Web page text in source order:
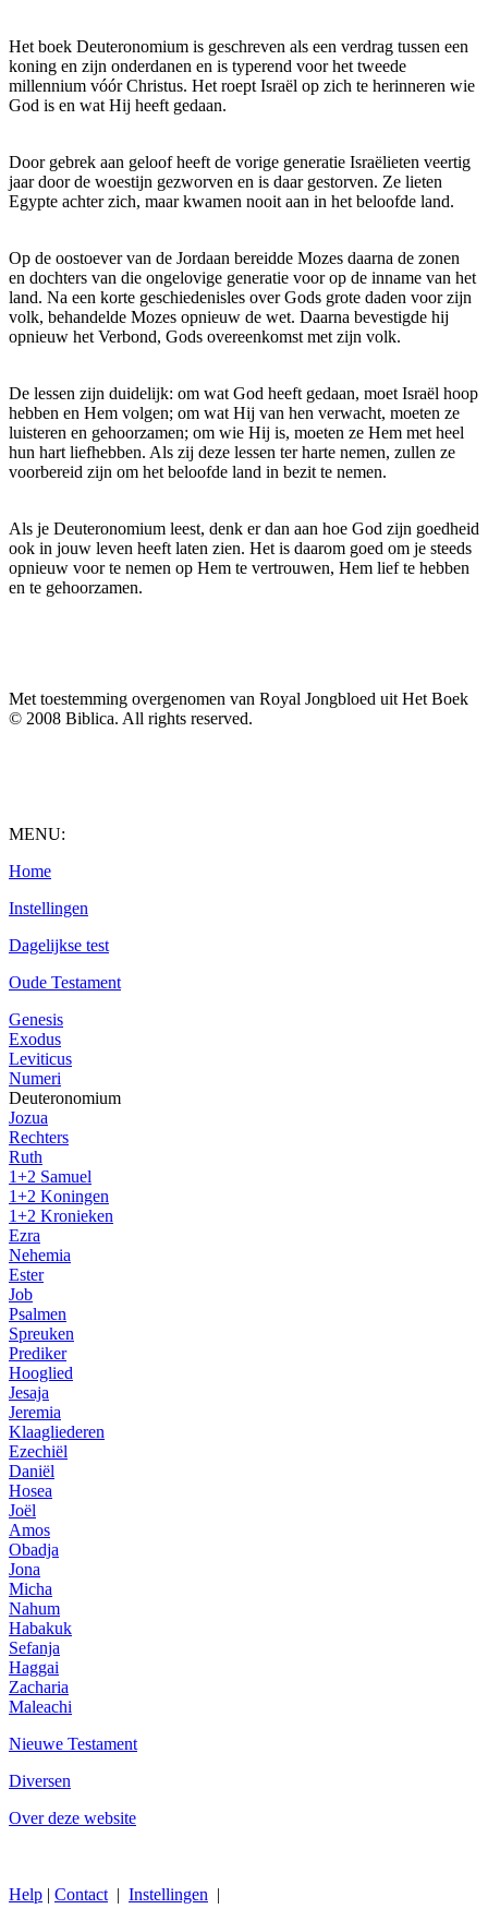
Het boek Deuteronomium is geschreven als een verdrag tussen een
koning en zijn onderdanen en is typerend voor het tweede
millennium vóór Christus. Het roept Israël op zich te herinneren wie
God is en wat Hij heeft gedaan.
Door gebrek aan geloof heeft de vorige generatie Israëlieten veertig
jaar door de woestijn gezworven en is daar gestorven. Ze lieten
Egypte achter zich, maar kwamen nooit aan in het beloofde land.
Op de oostoever van de Jordaan bereidde Mozes daarna de zonen
en dochters van die ongelovige generatie voor op de inname van het
land. Na een korte geschiedenisles over Gods grote daden voor zijn
volk, behandelde Mozes opnieuw de wet. Daarna bevestigde hij
opnieuw het Verbond, Gods overeenkomst met zijn volk.
De lessen zijn duidelijk: om wat God heeft gedaan, moet Israël hoop
hebben en Hem volgen; om wat Hij van hen verwacht, moeten ze
luisteren en gehoorzamen; om wie Hij is, moeten ze Hem met heel
hun hart liefhebben. Als zij deze lessen ter harte nemen, zullen ze
voorbereid zijn om het beloofde land in bezit te nemen.
Als je Deuteronomium leest, denk er dan aan hoe God zijn goedheid
ook in jouw leven heeft laten zien. Het is daarom goed om je steeds
opnieuw voor te nemen op Hem te vertrouwen, Hem lief te hebben
en te gehoorzamen.
Met toestemming overgenomen van Royal Jongbloed uit Het Boek
© 2008 Biblica. All rights reserved.
MENU:
Home
Instellingen
Dagelijkse test
Oude Testament
Genesis
Exodus
Leviticus
Numeri
Deuteronomium
Jozua
Rechters
Ruth
1+2 Samuel
1+2 Koningen
1+2 Kronieken
Ezra
Nehemia
Ester
Job
Psalmen
Spreuken
Prediker
Hooglied
Jesaja
Jeremia
Klaagliederen
Ezechiël
Daniël
Hosea
Joël
Amos
Obadja
Jona
Micha
Nahum
Habakuk
Sefanja
Haggai
Zacharia
Maleachi
Nieuwe Testament
Diversen
Over deze website
Help | Contact | Instellingen |